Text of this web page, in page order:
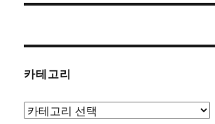
카테고리
카